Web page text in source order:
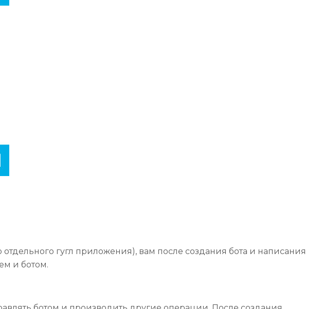
гугл приложения), вам после создания бота и написания
и ботом.